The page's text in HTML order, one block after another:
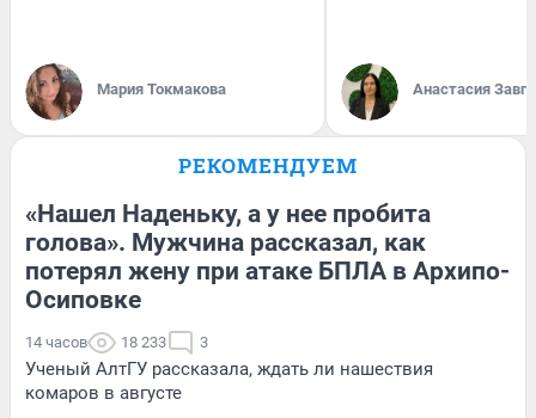
Мария Токмакова Анастасия
РЕКОМЕНДУЕМ
«Нашел Наденьку, а у нее пробита
голова». Мужчина рассказал, как
потерял жену при атаке БПЛА в Архипо-
Осиповке
14 часов 18 233 3
Ученый АлтГУ рассказала, ждать ли нашествия
комаров в августе